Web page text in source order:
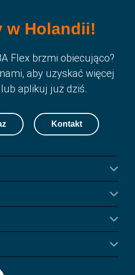
w Holandii!
Flex brzmi obiecująco?
aby uzyskać więcej
aplikuj już dziś.
Kontakt